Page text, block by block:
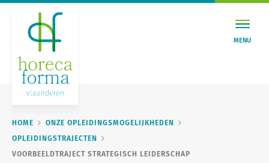
MENU
HOME
ONZE OPLEIDINGSMOGELIJKHEDEN
OPLEIDINGSTRAJECTEN
VOORBEELDTRAJECT STRATEGISCH LEIDERSCHAP